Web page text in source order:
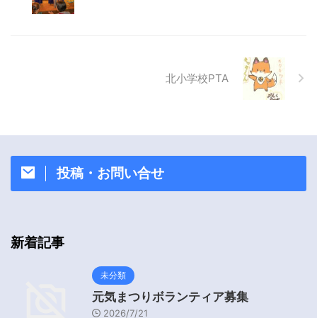
北小学校PTA
投稿・お問い合せ
新着記事
未分類
元気まつりボランティア募集
2026/7/21